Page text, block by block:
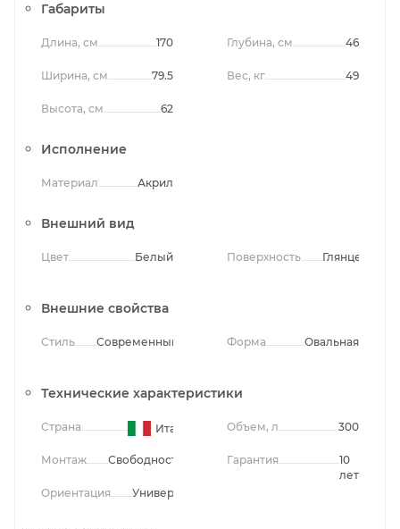
Габариты
Длина, см 170
Ширина, см 79.5
Высота, см 62
Глубина, см 46
Вес, кг 49
Исполнение
Материал Акрил
Внешний вид
Цвет Белый Поверхность Глянцевая
Внешние свойства
Стиль Современный Форма Овальная
Технические характеристики
Страна Италия
Монтаж Свободностоящий
Ориентация Универсальная
Объем, л 300
Гарантия
10
лет